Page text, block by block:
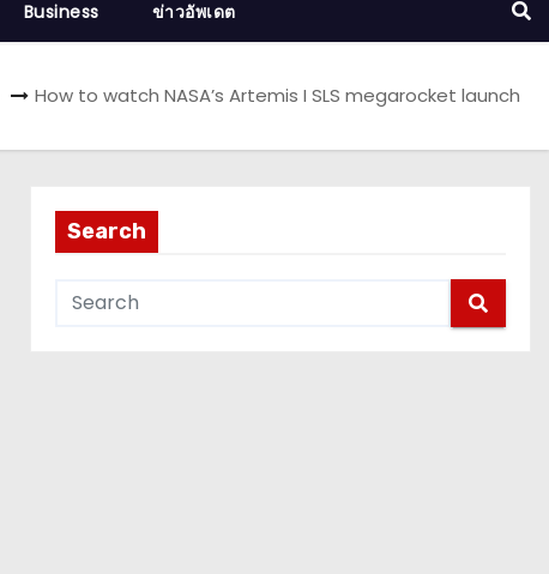
Business ข่าวอัพเดต
How to watch NASA’s Artemis I SLS megarocket launch
Search